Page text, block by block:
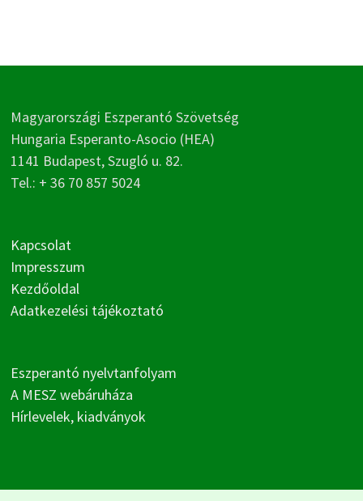
Magyarországi Eszperantó Szövetség
Hungaria Esperanto-Asocio (HEA)
1141 Budapest, Szugló u. 82.
Tel.: + 36 70 857 5024
Kapcsolat
Impresszum
Kezdőoldal
Adatkezelési tájékoztató
Eszperantó nyelvtanfolyam
A MESZ webáruháza
Hírlevelek, kiadványok